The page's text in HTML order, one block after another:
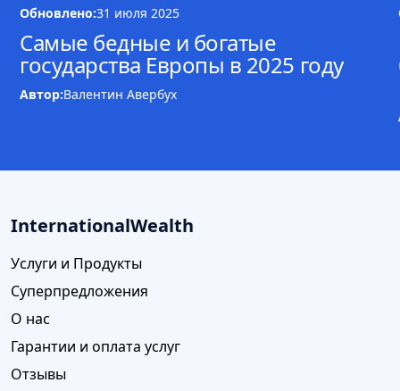
Обновлено:31 июля 2025
Самые бедные и богатые
государства Европы в 2025 году
Автор:Валентин Авербух
InternationalWealth
Услуги и Продукты
Суперпредложения
О нас
Гарантии и оплата услуг
Отзывы